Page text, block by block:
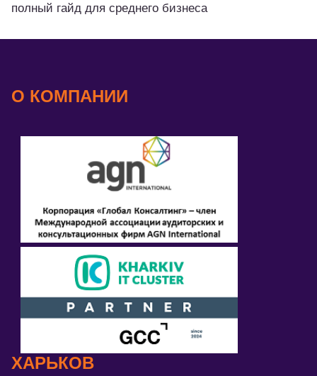
полный гайд для среднего бизнеса
О КОМПАНИИ
ХАРЬКОВ